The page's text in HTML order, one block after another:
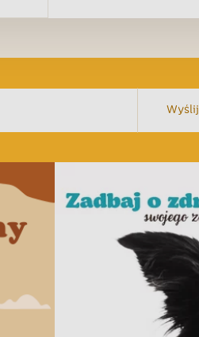
Wyślij